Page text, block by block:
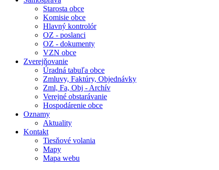
Starosta obce
Komisie obce
Hlavný kontrolór
OZ - poslanci
OZ - dokumenty
VZN obce
Zverejňovanie
Úradná tabuľa obce
Zmluvy, Faktúry, Objednávky
Zml, Fa, Obj - Archív
Verejné obstarávanie
Hospodárenie obce
Oznamy
Aktuality
Kontakt
Tiesňové volania
Mapy
Mapa webu